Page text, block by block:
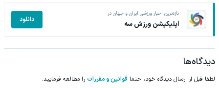
تازه‌ترین اخبار ورزشی ایران و جهان در
اپلیکیشن ورزش سه دانلود
دیدگاه‌ها
لطفا قبل از ارسال دیدگاه خود، حتما قوانین و مقررات را مطالعه فرمایید.